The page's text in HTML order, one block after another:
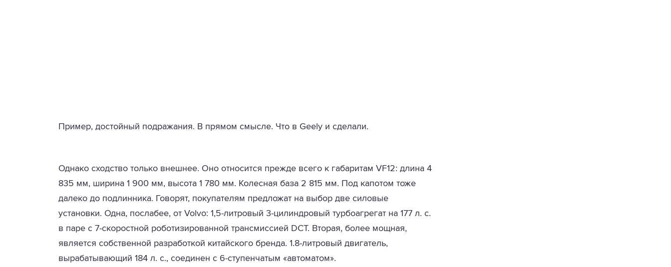
Пример, достойный подражания. В прямом смысле. Что в Geely и сделали.
Однако сходство только внешнее. Оно относится прежде всего к габаритам VF12: длина 4
835 мм, ширина 1 900 мм, высота 1 780 мм. Колесная база 2 815 мм. Под капотом тоже
далеко до подлинника. Говорят, покупателям предложат на выбор две силовые
установки. Одна, послабее, от Volvo: 1,5-литровый 3-цилиндровый турбоагрегат на 177 л. с.
в паре с 7-скоростной роботизированной трансмиссией DCT. Вторая, более мощная,
является собственной разработкой китайского бренда. 1.8-литровый двигатель,
вырабатывающий 184 л. с., соединен с 6-ступенчатым «автоматом».